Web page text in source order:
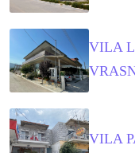
VILA
VILA